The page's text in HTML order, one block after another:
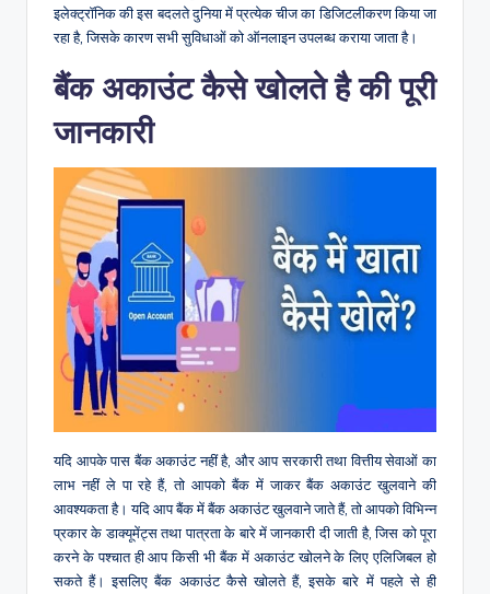
इलेक्ट्रॉनिक की इस बदलते दुनिया में प्रत्येक चीज का डिजिटलीकरण किया जा
रहा है, जिसके कारण सभी सुविधाओं को ऑनलाइन उपलब्ध कराया जाता है।
बैंक अकाउंट कैसे खोलते है की पूरी
जानकारी
यदि आपके पास बैंक अकाउंट नहीं है, और आप सरकारी तथा वित्तीय सेवाओं का
लाभ नहीं ले पा रहे हैं, तो आपको बैंक में जाकर बैंक अकाउंट खुलवाने की
आवश्यकता है। यदि आप बैंक में बैंक अकाउंट खुलवाने जाते हैं, तो आपको विभिन्न
प्रकार के डाक्यूमेंट्स तथा पात्रता के बारे में जानकारी दी जाती है, जिस को पूरा
करने के पश्चात ही आप किसी भी बैंक में अकाउंट खोलने के लिए एलिजिबल हो
सकते हैं। इसलिए बैंक अकाउंट कैसे खोलते हैं, इसके बारे में पहले से ही